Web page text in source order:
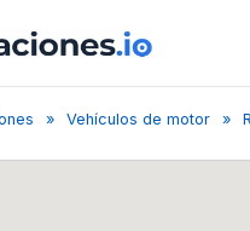
Vehículos de motor